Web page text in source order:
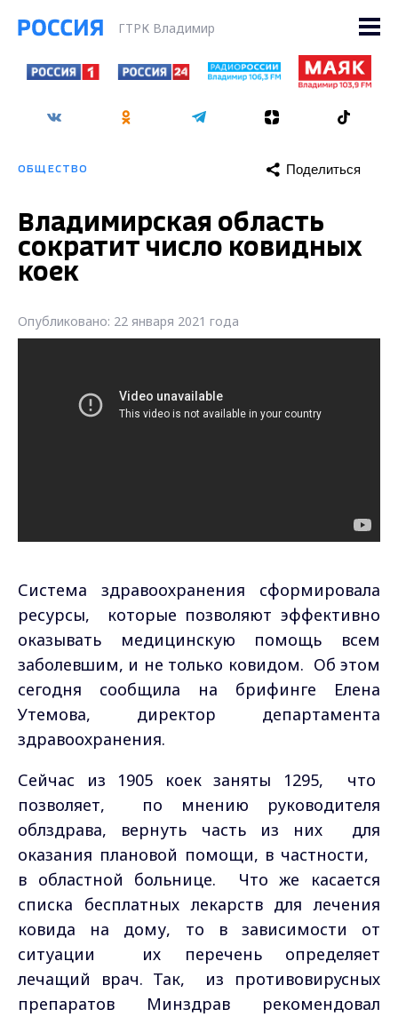
ГТРК Владимир
ОБЩЕСТВО Поделиться
Владимирская область
сократит число ковидных
коек
Опубликовано: 22 января 2021 года
Система здравоохранения сформировала
ресурсы, которые позволяют эффективно
оказывать медицинскую помощь всем
заболевшим, и не только ковидом. Об этом
сегодня сообщила на брифинге Елена
Утемова, директор департамента
здравоохранения.
Сейчас из 1905 коек заняты 1295, что
позволяет, по мнению руководителя
облздрава, вернуть часть из них для
оказания плановой помощи, в частности,
в областной больнице. Что же касается
списка бесплатных лекарств для лечения
ковида на дому, то в зависимости от
ситуации их перечень определяет
лечащий врач. Так, из противовирусных
препаратов Минздрав рекомендовал